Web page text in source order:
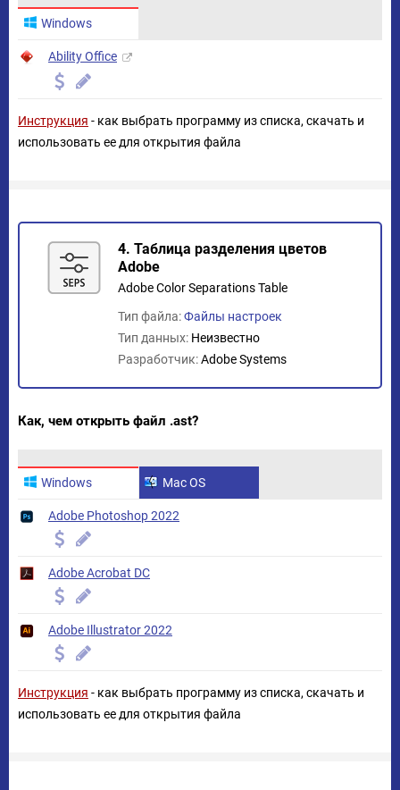
Windows
Ability Office
Инструкция - как выбрать программу из списка, скачать и
использовать ее для открытия файла
4. Таблица разделения цветов
Adobe
Adobe Color Separations Table
Тип файла:Файлы настроек
Тип данных: Неизвестно
Разработчик:Adobe Systems
Как, чем открыть файл .ast?
Windows Mac OS
Adobe Photoshop 2022
Adobe Acrobat DC
Adobe Illustrator 2022
Инструкция - как выбрать программу из списка, скачать и
использовать ее для открытия файла